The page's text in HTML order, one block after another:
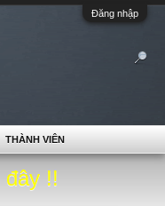
Đăng nhập
đây !!
THÀNH VIÊN